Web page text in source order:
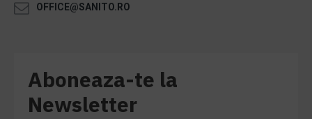
OFFICE@SANITO.RO
Aboneaza-te la
Newsletter